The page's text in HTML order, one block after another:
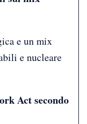
e un mix
e nucleare
Act secondo